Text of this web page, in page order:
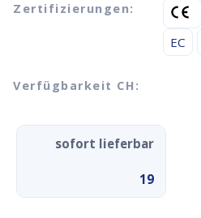
Zertifizierungen:
EC
Verfügbarkeit CH:
sofort lieferbar
19